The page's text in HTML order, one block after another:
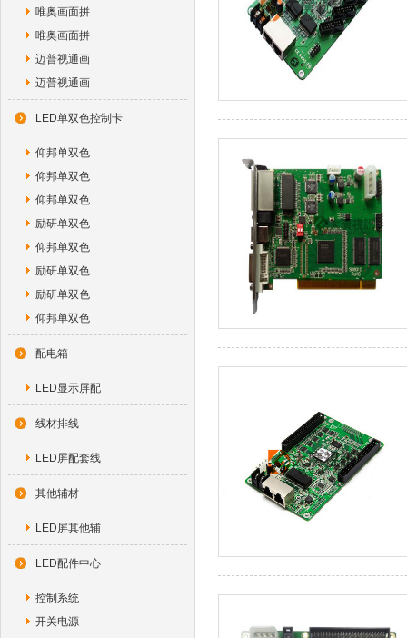
唯奥画面拼
唯奥画面拼
迈普视通画
迈普视通画
LED单双色控制卡
仰邦单双色
仰邦单双色
仰邦单双色
励研单双色
仰邦单双色
励研单双色
励研单双色
仰邦单双色
配电箱
LED显示屏配
线材排线
LED屏配套线
其他辅材
LED屏其他辅
LED配件中心
控制系统
开关电源